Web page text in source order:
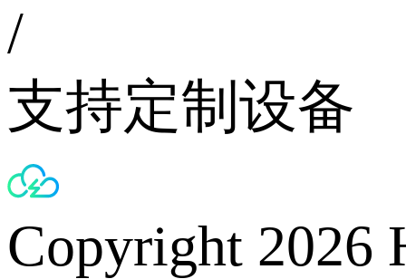
/
支持定制设备
Copyright 2026